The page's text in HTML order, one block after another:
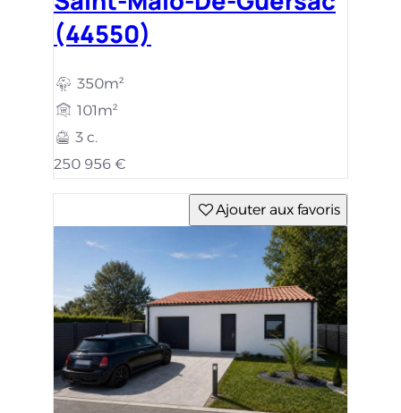
(44550)
350m²
101m²
3 c.
250 956 €
Ajouter aux favoris